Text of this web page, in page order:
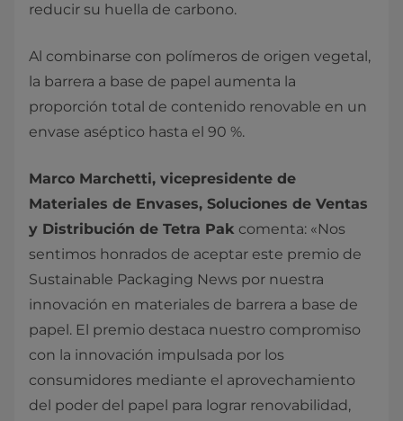
reducir su huella de carbono.
Al combinarse con polímeros de origen vegetal,
la barrera a base de papel aumenta la
proporción total de contenido renovable en un
envase aséptico hasta el 90 %.
Marco Marchetti, vicepresidente de
Materiales de Envases, Soluciones de Ventas
y Distribución de Tetra Pak comenta: «Nos
sentimos honrados de aceptar este premio de
Sustainable Packaging News por nuestra
innovación en materiales de barrera a base de
papel. El premio destaca nuestro compromiso
con la innovación impulsada por los
consumidores mediante el aprovechamiento
del poder del papel para lograr renovabilidad,